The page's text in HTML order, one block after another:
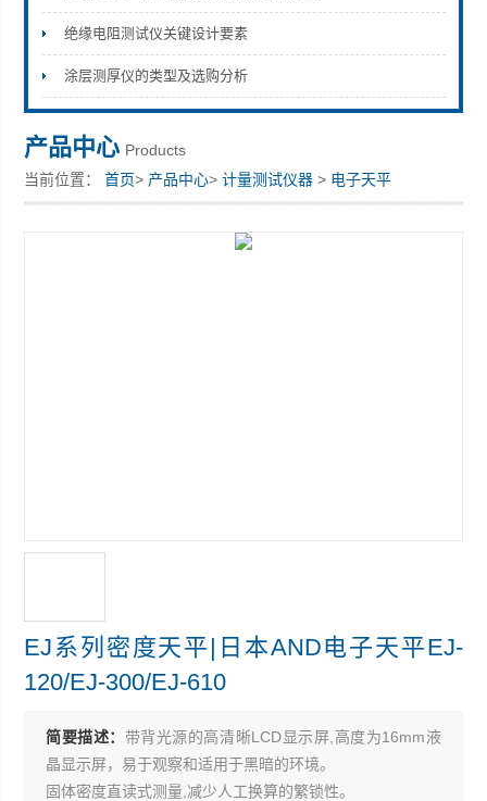
绝缘电阻测试仪关键设计要素
涂层测厚仪的类型及选购分析
产品中心 Products
当前位置：首页> 产品中心>计量测试仪器 > 电子天平
EJ系列密度天平|日本AND电子天平EJ-
120/EJ-300/EJ-610
简要描述： 带背光源的高清晰LCD显示屏,高度为16mm液
晶显示屏，易于观察和适用于黑暗的环境。
固体密度直读式测量,减少人工换算的繁锁性。